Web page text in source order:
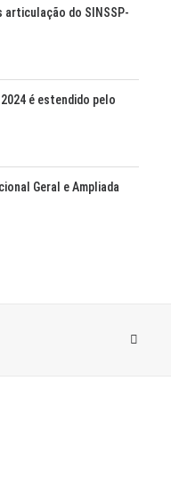
articulação do SINSSP-
é estendido pelo
Geral e Ampliada